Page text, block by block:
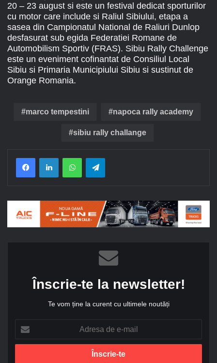
20 – 23 august si este un festival dedicat sporturilor
cu motor care include si Raliul Sibiului, etapa a
sasea din Campionatul National de Raliuri Dunlop
desfasurat sub egida Federatiei Romane de
Automobilism Sportiv (FRAS). Sibiu Rally Challenge
este un eveniment cofinantat de Consiliul Local
Sibiu si Primaria Municipiului Sibiu si sustinut de
Orange Romania.
marco tempestini napoca rally academy
sibiu rally challange
Înscrie-te la newsletter!
Te vom ține la curent cu ultimele noutăți
r